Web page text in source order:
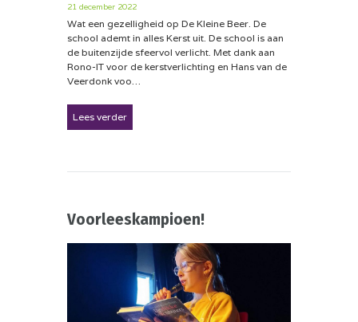
21 december 2022
Wat een gezelligheid op De Kleine Beer. De
school ademt in alles Kerst uit. De school is aan
de buitenzijde sfeervol verlicht. Met dank aan
Rono-IT voor de kerstverlichting en Hans van de
Veerdonk voo…
Lees verder
Voorleeskampioen!